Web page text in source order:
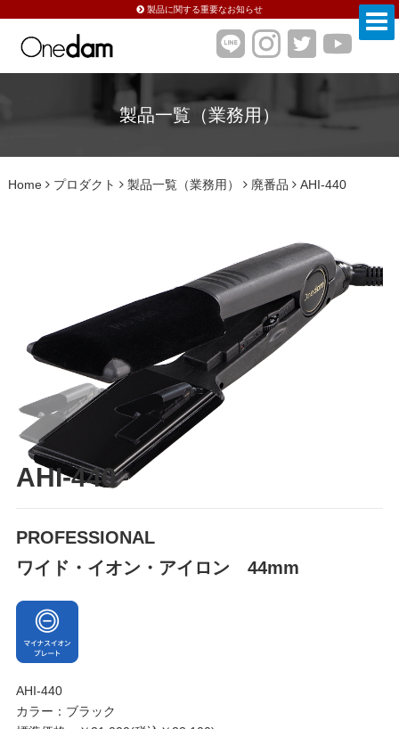
製品に関する重要なお知らせ
製品一覧（業務用）
Home プロダクト 製品一覧（業務用） 廃番品 AHI-440
AHI-440
PROFESSIONAL
ワイド・イオン・アイロン 44mm
AHI-440
カラー：ブラック